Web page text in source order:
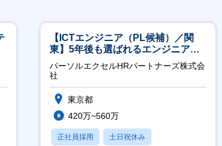
【ICTエンジニア（PL候補）／関
東】5年後も選ばれるエンジニアへ
／チーム運営・体制構築
パーソルエクセルHRパートナーズ株式会
社
東京都
420万~560万
正社員採用 土日祝休み